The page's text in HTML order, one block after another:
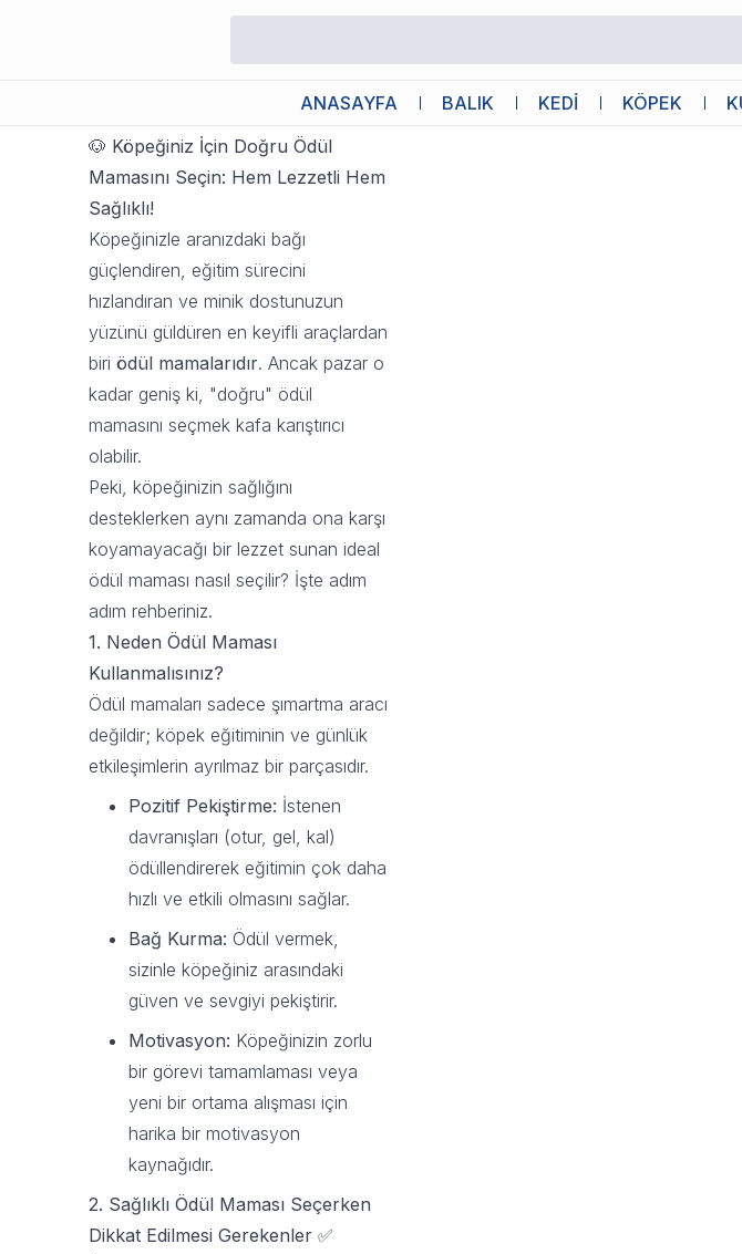
ANASAYFA BALIK KEDİ KÖPEK
Köpeğiniz İçin Doğru Ödül Mamasını Seçin: Hem
🐶 Köpeğiniz İçin Doğru Ödül
Mamasını Seçin: Hem Lezzetli Hem
Sağlıklı!
Köpeğinizle aranızdaki bağı
güçlendiren, eğitim sürecini
hızlandıran ve minik dostunuzun
yüzünü güldüren en keyifli araçlardan
biri ödül mamalarıdır. Ancak pazar o
kadar geniş ki, "doğru" ödül
mamasını seçmek kafa karıştırıcı
olabilir.
Peki, köpeğinizin sağlığını
desteklerken aynı zamanda ona karşı
koyamayacağı bir lezzet sunan ideal
ödül maması nasıl seçilir? İşte adım
adım rehberiniz.
1. Neden Ödül Maması
Kullanmalısınız?
Ödül mamaları sadece şımartma aracı
değildir; köpek eğitiminin ve günlük
etkileşimlerin ayrılmaz bir parçasıdır.
Pozitif Pekiştirme: İstenen
davranışları (otur, gel, kal)
ödüllendirerek eğitimin çok daha
hızlı ve etkili olmasını sağlar.
Bağ Kurma: Ödül vermek,
sizinle köpeğiniz arasındaki
güven ve sevgiyi pekiştirir.
Motivasyon: Köpeğinizin zorlu
bir görevi tamamlaması veya
yeni bir ortama alışması için
harika bir motivasyon
kaynağıdır.
2. Sağlıklı Ödül Maması Seçerken
Dikkat Edilmesi Gerekenler ✅